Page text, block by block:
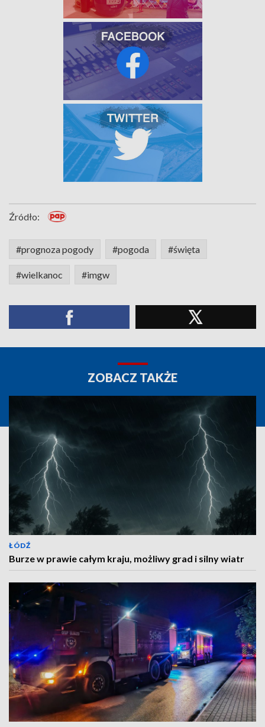
Źródło:
#prognoza pogody #pogoda #święta
#wielkanoc #imgw
ZOBACZ TAKŻE
ŁÓDŹ
Burze w prawie całym kraju, możliwy grad i silny wiatr